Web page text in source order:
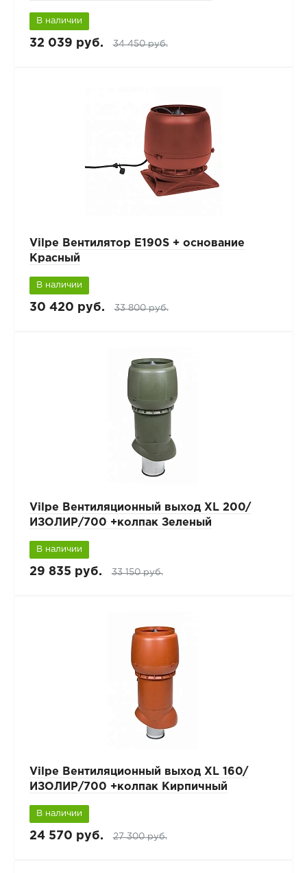
В наличии
32 039 руб. 34 450 руб.
Vilpe Вентилятор E190S + основание
Красный
В наличии
30 420 руб. 33 800 руб.
Vilpe Вентиляционный выход XL 200/
ИЗОЛИР/700 +колпак Зеленый
В наличии
29 835 руб. 33 150 руб.
Vilpe Вентиляционный выход XL 160/
ИЗОЛИР/700 +колпак Кирпичный
В наличии
24 570 руб. 27 300 руб.